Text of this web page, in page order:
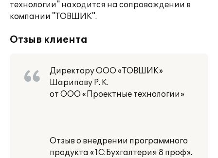
технологии" находится на сопровождении в
компании "ТОВШИК".
Отзыв клиента
Директору ООО «ТОВШИК»
Шарипову Р. К.
от ООО «Проектные технологии»
Отзыв о внедрении программного
продукта «1С:Бухгалтерия 8 проф».